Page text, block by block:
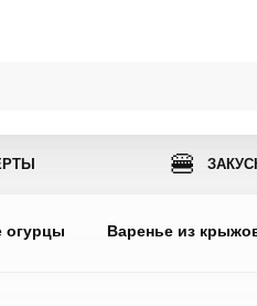
🍔
огурцы Варенье из